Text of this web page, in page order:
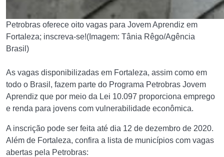
Petrobras oferece oito vagas para Jovem Aprendiz em
Fortaleza; inscreva-se!(Imagem: Tânia Rêgo/Agência
Brasil)
As vagas disponibilizadas em Fortaleza, assim como em
todo o Brasil, fazem parte do Programa Petrobras Jovem
Aprendiz que por meio da Lei 10.097 proporciona emprego
e renda para jovens com vulnerabilidade econômica.
A inscrição pode ser feita até dia 12 de dezembro de 2020.
Além de Fortaleza, confira a lista de municípios com vagas
abertas pela Petrobras: